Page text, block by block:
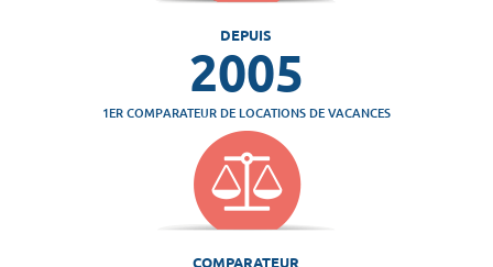
DEPUIS
2005
1ER COMPARATEUR DE LOCATIONS DE VACANCES
COMPARATEUR